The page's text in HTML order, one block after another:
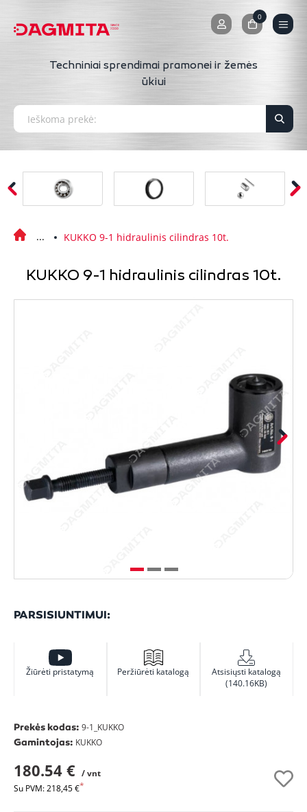
0
0
Techniniai sprendimai pramonei ir žemės
ūkiui
KUKKO 9-1 hidraulinis cilindras 10t.
KUKKO 9-1 hidraulinis cilindras 10t.
PARSISIUNTIMUI:
Žiūrėti pristatymą Peržiūrėti katalogą
Atsisiųsti katalogą
(140.16KB)
Prekės kodas: 9-1_KUKKO
Gamintojas: KUKKO
180.54 € / vnt
Su PVM: 218,45 €